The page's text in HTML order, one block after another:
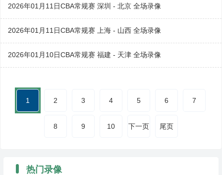
2026年01月11日CBA常规赛 深圳 - 北京 全场录像
2026年01月11日CBA常规赛 上海 - 山西 全场录像
2026年01月10日CBA常规赛 福建 - 天津 全场录像
1 2 3 4 5 6 7
8 9 10 下一页 尾页
热门录像